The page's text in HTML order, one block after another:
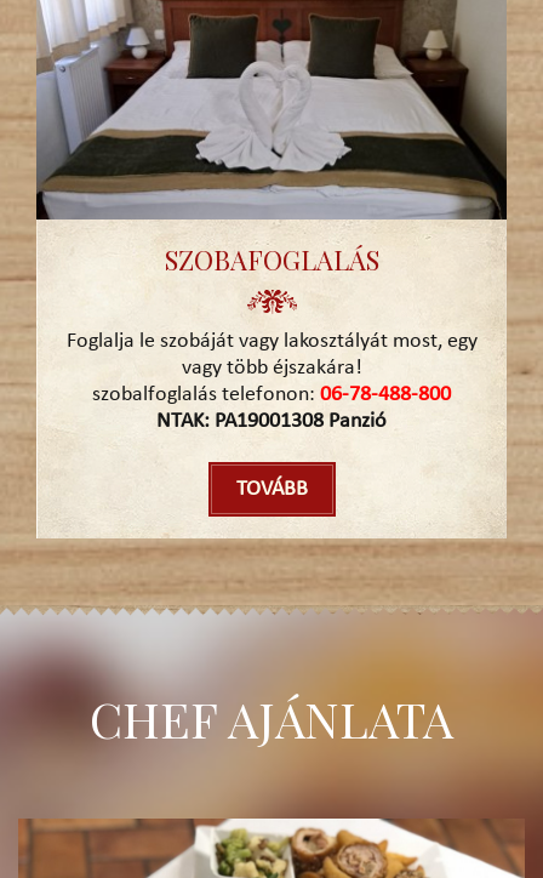
SZOBAFOGLALÁS
Foglalja le szobáját vagy lakosztályát most, egy
vagy több éjszakára!
szobalfoglalás telefonon: 06-78-488-800
NTAK: PA19001308 Panzió
TOVÁBB
CHEF AJÁNLATA